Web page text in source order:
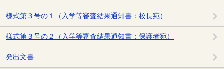
様式第３号の１（入学等審査結果通知書：校長宛）
様式第３号の２（入学等審査結果通知書：保護者宛）
発出文書